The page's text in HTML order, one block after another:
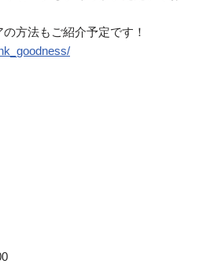
方法もご紹介予定です！